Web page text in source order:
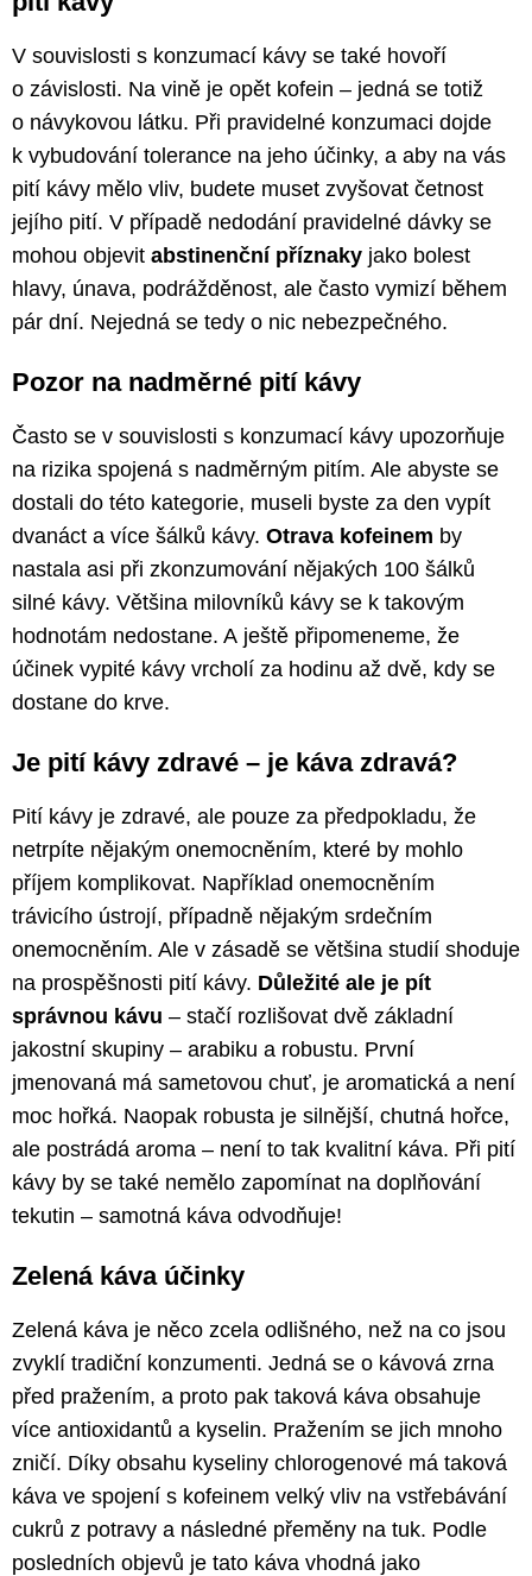
V souvislosti s konzumací kávy se také hovoří
o závislosti. Na vině je opět kofein – jedná se totiž
o návykovou látku. Při pravidelné konzumaci dojde
k vybudování tolerance na jeho účinky, a aby na vás
pití kávy mělo vliv, budete muset zvyšovat četnost
jejího pití. V případě nedodání pravidelné dávky se
mohou objevit abstinenční příznaky jako bolest
hlavy, únava, podrážděnost, ale často vymizí během
pár dní. Nejedná se tedy o nic nebezpečného.
Pozor na nadměrné pití kávy
Často se v souvislosti s konzumací kávy upozorňuje
na rizika spojená s nadměrným pitím. Ale abyste se
dostali do této kategorie, museli byste za den vypít
dvanáct a více šálků kávy. Otrava kofeinem by
nastala asi při zkonzumování nějakých 100 šálků
silné kávy. Většina milovníků kávy se k takovým
hodnotám nedostane. A ještě připomeneme, že
účinek vypité kávy vrcholí za hodinu až dvě, kdy se
dostane do krve.
Je pití kávy zdravé – je káva zdravá?
Pití kávy je zdravé, ale pouze za předpokladu, že
netrpíte nějakým onemocněním, které by mohlo
příjem komplikovat. Například onemocněním
trávicího ústrojí, případně nějakým srdečním
onemocněním. Ale v zásadě se většina studií shoduje
na prospěšnosti pití kávy. Důležité ale je pít
správnou kávu – stačí rozlišovat dvě základní
jakostní skupiny – arabiku a robustu. První
jmenovaná má sametovou chuť, je aromatická a není
moc hořká. Naopak robusta je silnější, chutná hořce,
ale postrádá aroma – není to tak kvalitní káva. Při pití
kávy by se také nemělo zapomínat na doplňování
tekutin – samotná káva odvodňuje!
Zelená káva účinky
Zelená káva je něco zcela odlišného, než na co jsou
zvyklí tradiční konzumenti. Jedná se o kávová zrna
před pražením, a proto pak taková káva obsahuje
více antioxidantů a kyselin. Pražením se jich mnoho
zničí. Díky obsahu kyseliny chlorogenové má taková
káva ve spojení s kofeinem velký vliv na vstřebávání
cukrů z potravy a následné přeměny na tuk. Podle
posledních objevů je tato káva vhodná jako